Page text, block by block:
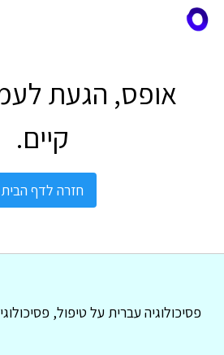
אופס, הגעת
קיים.
חזרה לדף הבית
פסיכולוגיה עברית על טיפול, פסיכולוגיה